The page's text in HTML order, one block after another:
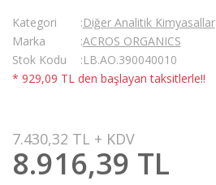
Kategori
Diğer Analitik Kimyasallar
Marka
ACROS ORGANICS
Stok Kodu
LB.AO.390040010
* 929,09 TL den başlayan taksitlerle!!
7.430,32 TL + KDV
8.916,39 TL